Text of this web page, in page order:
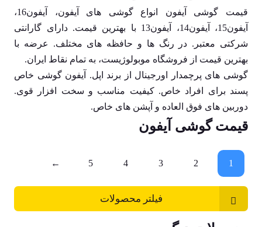
قیمت گوشی آیفون انواع گوشی های آیفون، آیفون16
،
آیفون15، آیفون14،
آیفون13
با بهترین قیمت. دارای گارانتی
شرکتی معتبر. در رنگ ها و حافظه های مختلف. عرضه با
بهترین قیمت از فروشگاه موبولوژیست، به تمام نقاط ایران.
گوشی های پرچمدار اورجینال از برند اپل. آیفون گوشی خاص
پسند برای افراد خاص. کیفیت مناسب و سخت افزار قوی.
دوربین های فوق العاده و آپشن های خاص.
قیمت گوشی آیفون
1
2
3
4
5
←
فیلتر محصولات